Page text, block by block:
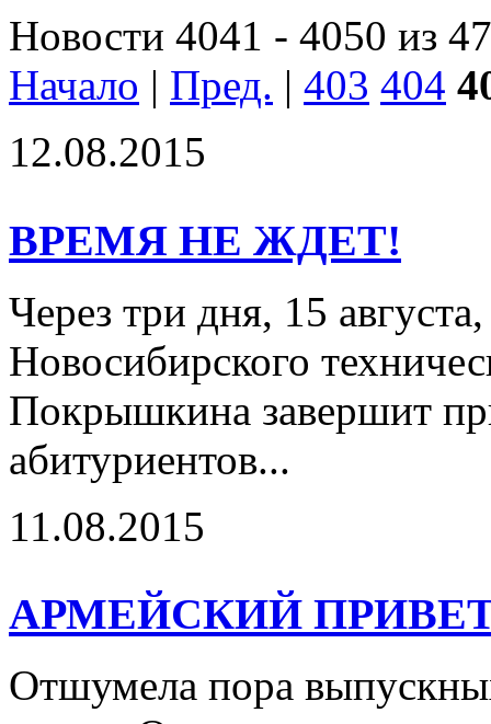
Новости 4041 - 4050 из
Начало | Пред. | 403 404
12.08.2015
ВРЕМЯ НЕ ЖДЕТ!
Через три дня, 15
Новосибирского
Покрышкина завершит
абитуриентов...
11.08.2015
АРМЕЙСКИЙ
Отшумела пора